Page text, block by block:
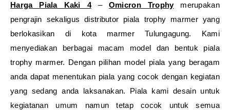
Harga Piala Kaki 4– Omicron Trophymerupakan
pengrajin sekaligus distributor piala trophy marmer yang
berlokasikan di kota marmer Tulungagung. Kami
menyediakan berbagai macam model dan bentuk piala
trophy marmer. Dengan pilihan model piala yang beragam
anda dapat menentukan piala yang cocok dengan kegiatan
yang sedang anda laksanakan. Piala kami desain untuk
kegiatanan umum namun tetap cocok untuk semua